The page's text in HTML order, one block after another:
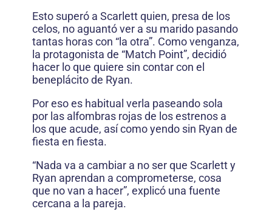
Esto superó a Scarlett quien, presa de los
celos, no aguantó ver a su marido pasando
tantas horas con “la otra”. Como venganza,
la protagonista de “Match Point”, decidió
hacer lo que quiere sin contar con el
beneplácito de Ryan.
Por eso es habitual verla paseando sola
por las alfombras rojas de los estrenos a
los que acude, así como yendo sin Ryan de
fiesta en fiesta.
“Nada va a cambiar a no ser que Scarlett y
Ryan aprendan a comprometerse, cosa
que no van a hacer”, explicó una fuente
cercana a la pareja.